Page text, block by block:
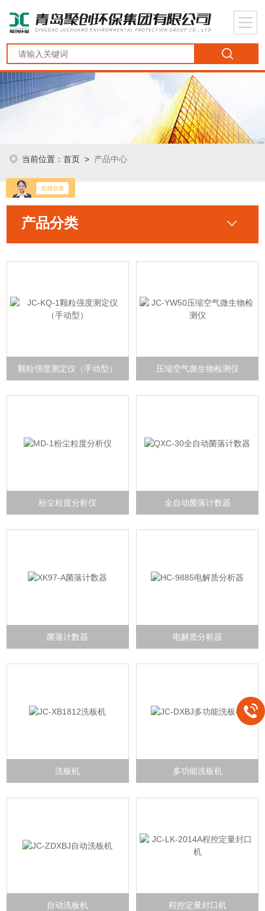
当前位置：首页 > 产品中心
产品分类
颗粒强度测定仪（手动型） 压缩空气微生物检测仪
粉尘粒度分析仪 全自动菌落计数器
菌落计数器 电解质分析器
洗板机 多功能洗板机
自动洗板机 程控定量封口机